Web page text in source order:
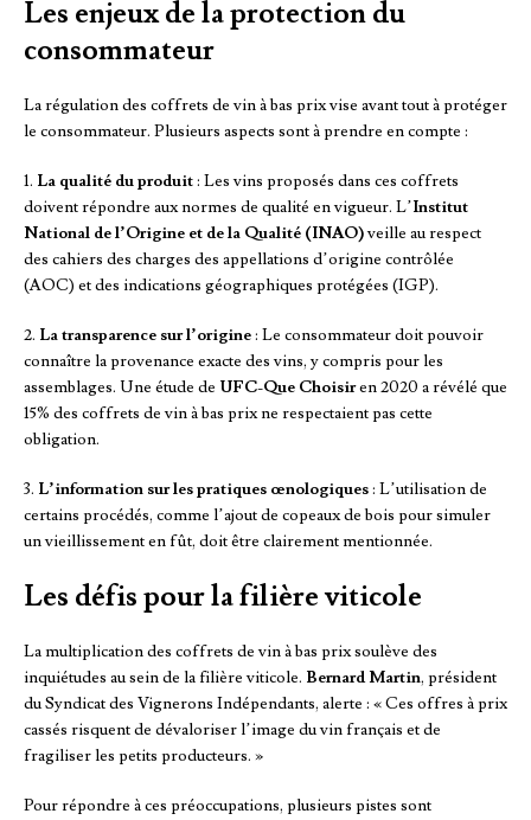
Les enjeux de la protection du
consommateur
La régulation des coffrets de vin à bas prix vise avant tout à protéger
le consommateur. Plusieurs aspects sont à prendre en compte :
1. La qualité du produit: Les vins proposés dans ces coffrets
doivent répondre aux normes de qualité en vigueur. L’Institut
National de l’Origine et de la Qualité (INAO)veille au respect
des cahiers des charges des appellations d’origine contrôlée
(AOC) et des indications géographiques protégées (IGP).
2. La transparence sur l’origine: Le consommateur doit pouvoir
connaître la provenance exacte des vins, y compris pour les
assemblages. Une étude de UFC-Que Choisiren 2020 a révélé que
15% des coffrets de vin à bas prix ne respectaient pas cette
obligation.
3. L’information sur les pratiques œnologiques: L’utilisation de
certains procédés, comme l’ajout de copeaux de bois pour simuler
un vieillissement en fût, doit être clairement mentionnée.
Les défis pour la filière viticole
La multiplication des coffrets de vin à bas prix soulève des
inquiétudes au sein de la filière viticole. Bernard Martin, président
du Syndicat des Vignerons Indépendants, alerte : « Ces offres à prix
cassés risquent de dévaloriser l’image du vin français et de
fragiliser les petits producteurs. »
Pour répondre à ces préoccupations, plusieurs pistes sont